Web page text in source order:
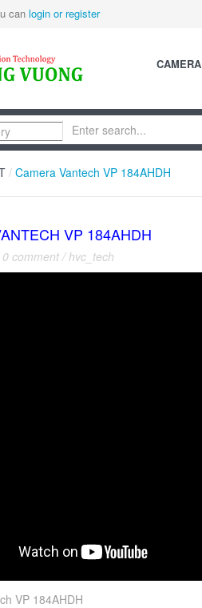
can login or register
CAMERA
/ Camera Vantech VP 184AHDH
VP 184AHDH
0 comment /hvc_tech
VP 184AHDH